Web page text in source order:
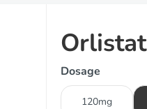
Orlistat
Dosage
120mg